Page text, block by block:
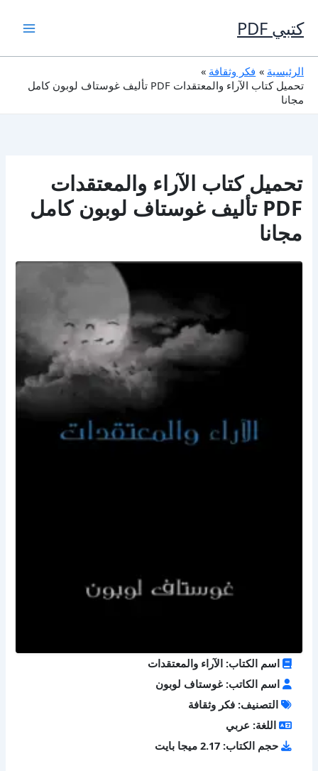
إلى
المحتوى
كتبي PDF
الرئيسية
فكر وثقافة
تحميل كتاب الآراء والمعتقدات PDF تأليف غوستاف لوبون كامل
مجانا
تحميل كتاب الآراء والمعتقدات
PDF تأليف غوستاف لوبون كامل
مجانا
اسم الكتاب: الآراء والمعتقدات
اسم الكاتب: غوستاف لوبون
التصنيف: فكر وثقافة
اللغة: عربي
حجم الكتاب: 2.17 ميجا بايت